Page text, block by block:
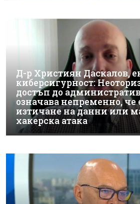
Д-р Християн Даскалов,
киберсигурност:
достъп до
означава непременно, че
изтичане на данни или
хакерска атака